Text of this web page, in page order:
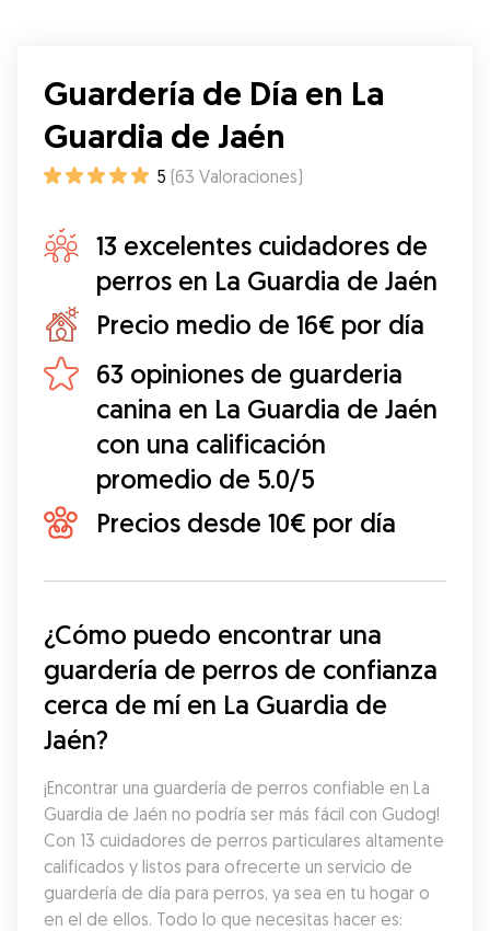
Guardería de Día en La
Guardia de Jaén
5 (63 Valoraciones)
13 excelentes cuidadores de
perros en La Guardia de Jaén
Precio medio de 16€ por día
63 opiniones de guarderia
canina en La Guardia de Jaén
con una calificación
promedio de 5.0/5
Precios desde 10€ por día
¿Cómo puedo encontrar una
guardería de perros de confianza
cerca de mí en La Guardia de
Jaén?
¡Encontrar una guardería de perros confiable en La
Guardia de Jaén no podría ser más fácil con Gudog!
Con 13 cuidadores de perros particulares altamente
calificados y listos para ofrecerte un servicio de
guardería de día para perros, ya sea en tu hogar o
en el de ellos. Todo lo que necesitas hacer es: